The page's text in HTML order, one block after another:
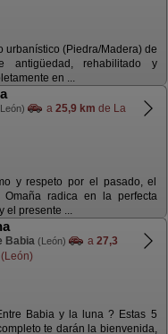
urbanístico (Piedra/Madera) de
rehabilitado y
en ...
a 25,9 km de La
y respeto por el pasado, el
radica en la perfecta
el presente ...
Babia (León) a 27,3
Babia y la luna ? Estas 5
te darán la bienvenida,